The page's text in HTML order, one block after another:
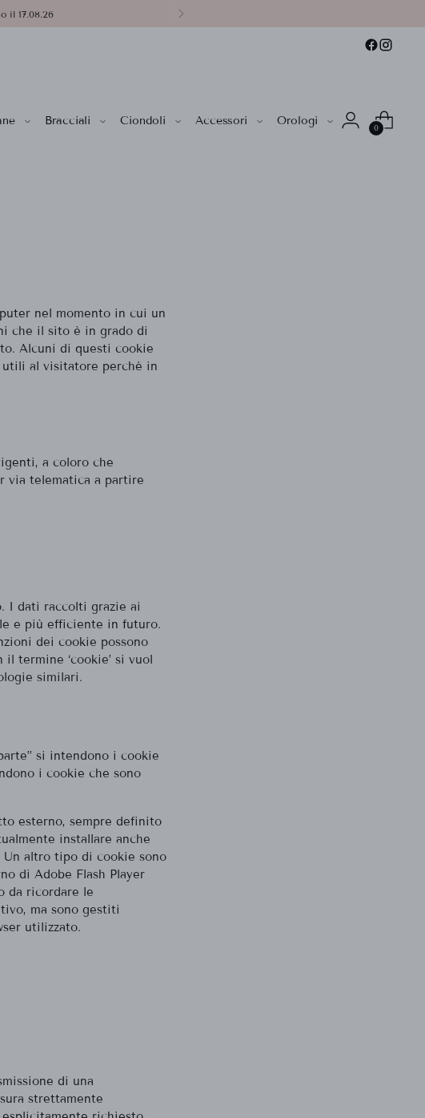
il 17.08.26
Bracciali Ciondoli Accessori Orologi
0
nel momento in cui un
che il sito è in grado di
Alcuni di questi cookie
utili al visitatore perché in
a coloro che
via telematica a partire
I dati raccolti grazie ai
e più efficiente in futuro.
dei cookie possono
termine ‘cookie’ si vuol
similari.
si intendono i cookie
i cookie che sono
esterno, sempre definito
installare anche
altro tipo di cookie sono
di Adobe Flash Player
da ricordare le
ma sono gestiti
utilizzato.
di una
strettamente